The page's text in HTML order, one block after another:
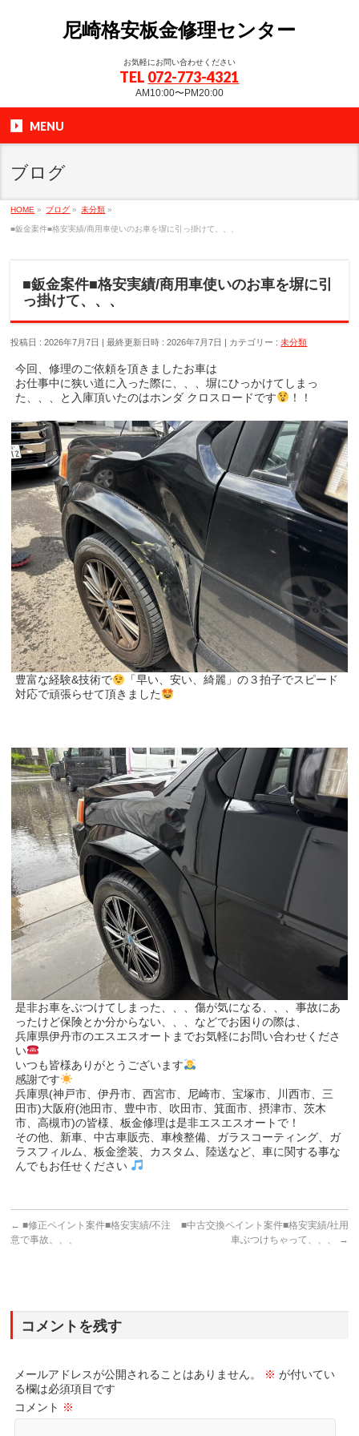
尼崎格安板金修理センター
お気軽にお問い合わせください
TEL 072-773-4321
AM10:00〜PM20:00
MENU
ブログ
HOME » ブログ » 未分類 »
■鈑金案件■格安実績/商用車使いのお車を塀に引っ掛けて、、、
■鈑金案件■格安実績/商用車使いのお車を塀に引
っ掛けて、、、
投稿日 : 2026年7月7日 最終更新日時 : 2026年7月7日 カテゴリー :未分類
今回、修理のご依頼を頂きましたお車は
お仕事中に狭い道に入った際に、、、塀にひっかけてしまっ
た、、、と入庫頂いたのはホンダ クロスロードです
！！
豊富な経験&技術で
「早い、安い、綺麗」の３拍子でスピード
対応で頑張らせて頂きました
是非お車をぶつけてしまった、、、傷が気になる、、、事故にあ
ったけど保険とか分からない、、、などでお困りの際は、
兵庫県伊丹市のエスエスオートまでお気軽にお問い合わせくださ
い
いつも皆様ありがとうございます
感謝です
兵庫県(神戸市、伊丹市、西宮市、尼崎市、宝塚市、川西市、三
田市)大阪府(池田市、豊中市、吹田市、箕面市、摂津市、茨木
市、高槻市)の皆様、板金修理は是非エスエスオートで！
その他、新車、中古車販売、車検整備、ガラスコーティング、ガ
ラスフィルム、板金塗装、カスタム、陸送など、車に関する事な
んでもお任せください
← ■修正ペイント案件■格安実績/不注
意で事故、、、
■中古交換ペイント案件■格安実績/社用
車ぶつけちゃって、、、
→
コメントを残す
メールアドレスが公開されることはありません。 ※ が付いてい
る欄は必須項目です
コメント ※